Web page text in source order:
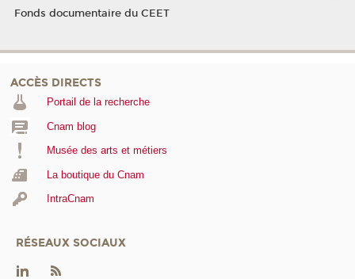
Fonds documentaire du CEET
ACCÈS DIRECTS
Portail de la recherche
Cnam blog
Musée des arts et métiers
La boutique du Cnam
IntraCnam
RÉSEAUX SOCIAUX